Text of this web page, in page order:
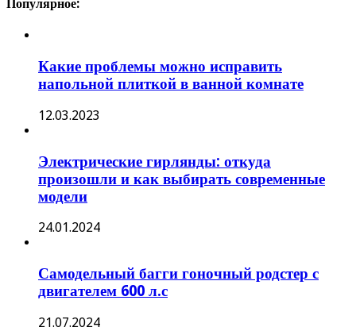
Популярное:
Какие проблемы можно исправить
напольной плиткой в ванной комнате
12.03.2023
Электрические гирлянды: откуда
произошли и как выбирать современные
модели
24.01.2024
Самодельный багги гоночный родстер с
двигателем 600 л.с
21.07.2024